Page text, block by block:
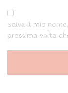
Salva il mio
prossima volta